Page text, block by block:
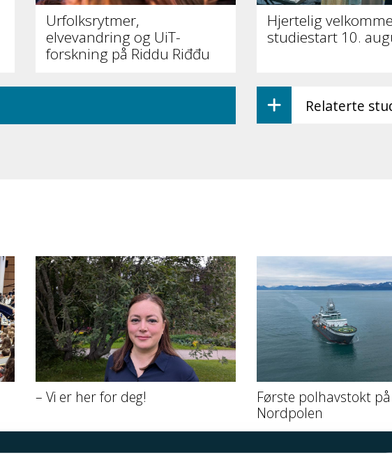
Urfolksrytmer,
elvevandring og UiT-
forskning på Riddu Riđđu
Hjertelig
studiestart 10.
Relaterte
– Vi er her for deg!
Første polhavstokt
Nordpolen